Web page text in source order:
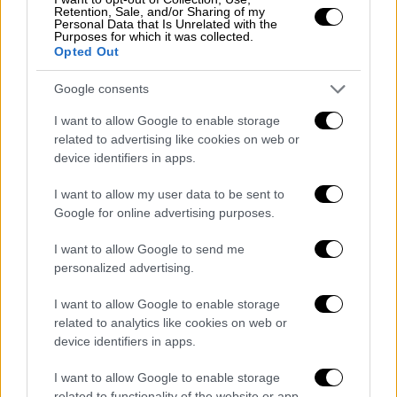
Retention, Sale, and/or Sharing of my
Personal Data that Is Unrelated with the
Purposes for which it was collected.
Opted Out
Google consents
I want to allow Google to enable storage
related to advertising like cookies on web or
device identifiers in apps.
I want to allow my user data to be sent to
Google for online advertising purposes.
I want to allow Google to send me
personalized advertising.
I want to allow Google to enable storage
related to analytics like cookies on web or
device identifiers in apps.
I want to allow Google to enable storage
έτος 2025-2026.
3. Ο προϋπολογισμός προβλέπει τη θέσπιση
αφορολόγητου για το επίδομα βιβλιοθήκης
των μελών ΔΕΠ και των ερευνητών, με
ετήσιο κόστος 6 εκατ. ευρώ περίπου, χωρίς
όμως αναδρομική ισχύ, παρόλο που το
επίδομα επανήλθε στο μισθολόγιο από
7/10/2022 σε συμμόρφωση με απόφαση του
ΣτΕ, το οποίο έχει ορίσει το επίδομα αυτό
αναδρομική ισχύ σημαντικές μισθολογικές
αναμορφώσεις σε μεγάλες κατηγορίες
εργαζομένων και η θέσπιση επιδόματος
ιδιαίτερων καθηκόντων σε άλλες ομάδες.
στην αποζημίωση υπηρεσίας αλλοδαπής, στο